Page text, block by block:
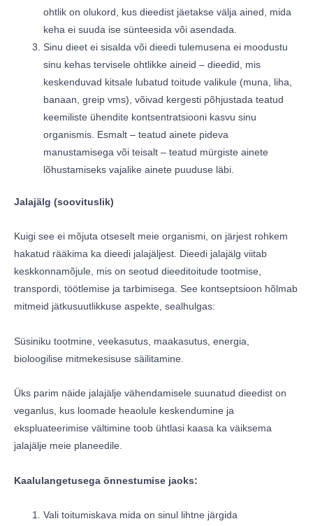
ohtlik on olukord, kus dieedist jäetakse välja ained, mida
keha ei suuda ise sünteesida või asendada.
Sinu dieet ei sisalda või dieedi tulemusena ei moodustu
sinu kehas tervisele ohtlikke aineid – dieedid, mis
keskenduvad kitsale lubatud toitude valikule (muna, liha,
banaan, greip vms), võivad kergesti põhjustada teatud
keemiliste ühendite kontsentratsiooni kasvu sinu
organismis. Esmalt – teatud ainete pideva
manustamisega või teisalt – teatud mürgiste ainete
lõhustamiseks vajalike ainete puuduse läbi.
Jalajälg (soovituslik)
Kuigi see ei mõjuta otseselt meie organismi, on järjest rohkem
hakatud rääkima ka dieedi jalajäljest. Dieedi jalajälg viitab
keskkonnamõjule, mis on seotud dieeditoitude tootmise,
transpordi, töötlemise ja tarbimisega. See kontseptsioon hõlmab
mitmeid jätkusuutlikkuse aspekte, sealhulgas:
Süsiniku tootmine, veekasutus, maakasutus, energia,
bioloogilise mitmekesisuse säilitamine.
Üks parim näide jalajälje vähendamisele suunatud dieedist on
veganlus, kus loomade heaolule keskendumine ja
ekspluateerimise vältimine toob ühtlasi kaasa ka väiksema
jalajälje meie planeedile.
Kaalulangetusega õnnestumise jaoks:
Vali toitumiskava mida on sinul lihtne järgida